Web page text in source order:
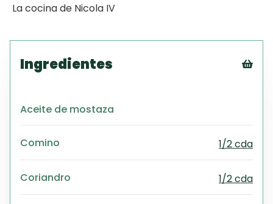
La cocina de Nicola IV
Ingredientes
Aceite de mostaza
Comino 1/2 cda
Coriandro 1/2 cda